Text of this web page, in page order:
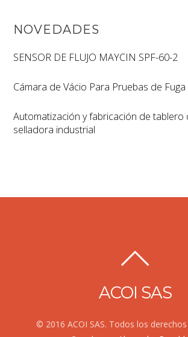
NOVEDADES
SENSOR DE FLUJO MAYCIN SPF-60-2
Cámara de Vácio Para Pruebas de Fuga
Automatización y fabricación de
selladora industrial
ACOI SAS
© 2016 ACOI SAS. Todos los